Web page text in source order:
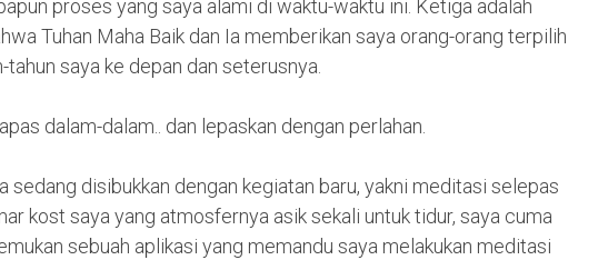
proses yang saya alami di waktu-waktu ini. Ketiga adalah
Tuhan Maha Baik dan Ia memberikan saya orang-orang terpilih
saya ke depan dan seterusnya.
dalam-dalam.. dan lepaskan dengan perlahan.
sedang disibukkan dengan kegiatan baru, yakni meditasi selepas
kost saya yang atmosfernya asik sekali untuk tidur, saya cuma
sebuah aplikasi yang memandu saya melakukan meditasi